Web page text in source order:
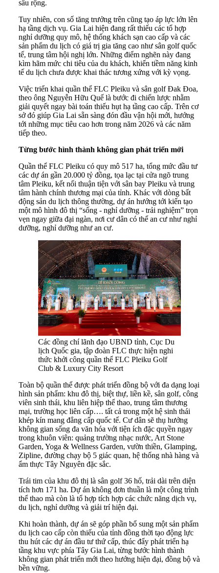
sâu rộng.
Tuy nhiên, con số tăng trưởng trên cũng tạo áp lực lớn lên
hạ tầng dịch vụ. Gia Lai hiện đang rất thiếu các tổ hợp
nghỉ dưỡng quy mô, hệ thống khách sạn cao cấp và các
sản phẩm du lịch có giá trị gia tăng cao như sân golf quốc
tế, trung tâm hội nghị lớn. Những điểm nghẽn này đang
kìm hãm mức chi tiêu của du khách, khiến tiềm năng kinh
tế du lịch chưa được khai thác tương xứng với kỳ vọng.
Việc triển khai quần thể FLC Pleiku và sân golf Đak Đoa,
theo ông Nguyễn Hữu Quế là bước đi chiến lược nhằm
giải quyết ngay bài toán thiếu hụt hạ tầng cao cấp. Trên cơ
sở đó giúp Gia Lai sẵn sàng đón đầu vận hội mới, hướng
tới những mục tiêu cao hơn trong năm 2026 và các năm
tiếp theo.
Từng bước hình thành không gian phát triển mới
Quần thể FLC Pleiku có quy mô 517 ha, tổng mức đầu tư
các dự án gần 20.000 tỷ đồng, tọa lạc tại cửa ngõ trung
tâm Pleiku, kết nối thuận tiện với sân bay Pleiku và trung
tâm hành chính thương mại của tỉnh. Khác với dòng bất
động sản du lịch thông thường, dự án hướng tới kiến tạo
một mô hình đô thị “sống - nghỉ dưỡng - trải nghiệm” trọn
vẹn ngay giữa đại ngàn, nơi cư dân có thể an cư như nghỉ
dưỡng, nghỉ dưỡng như an cư.
Các đồng chí lãnh đạo UBND tỉnh, Cục Du
lịch Quốc gia, tập đoàn FLC thực hiện nghi
thức khởi công quần thể FLC Pleiku Golf
Club & Luxury City Resort
Toàn bộ quần thể được phát triển đồng bộ với đa dạng loại
hình sản phẩm: khu đô thị, biệt thự, liền kề, sân golf, công
viên sinh thái, khu liên hiệp thể thao, trung tâm thương
mại, trường học liên cấp…. tất cả trong một hệ sinh thái
khép kín mang đẳng cấp quốc tế. Cư dân sẽ thụ hưởng
không gian sống đa văn hóa với tiện ích đặc quyền ngay
trong khuôn viên: quảng trường nhạc nước, Art Stone
Garden, Yoga & Wellness Garden, vườn thiền, Glamping,
Zipline, đường chạy bộ 5 giác quan, hệ thống nhà hàng và
ẩm thực Tây Nguyên đặc sắc.
Trái tim của khu đô thị là sân golf 36 hố, trải dài trên diện
tích hơn 171 ha. Dự án không đơn thuần là một công trình
thể thao mà còn là tổ hợp tích hợp các chức năng dịch vụ,
du lịch, nghỉ dưỡng và giải trí hiện đại.
Khi hoàn thành, dự án sẽ góp phần bổ sung một sản phẩm
du lịch cao cấp còn thiếu của tỉnh đồng thời tạo động lực
thu hút các dự án đầu tư thứ cấp, thúc đẩy phát triển hạ
tầng khu vực phía Tây Gia Lai, từng bước hình thành
không gian phát triển mới theo hướng hiện đại, đồng bộ và
bền vững.